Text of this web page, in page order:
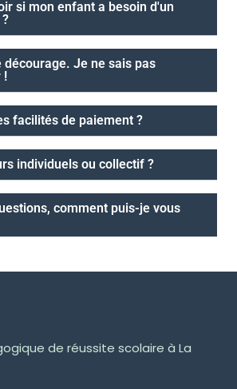
si mon enfant a besoin d'un
décourage. Je ne sais pas
!
facilités de paiement ?
individuels ou collectif ?
comment puis-je vous
de réussite scolaire à La